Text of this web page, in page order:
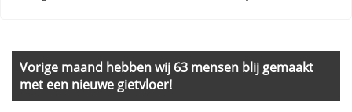
Vorige maand hebben wij 63 mensen blij gemaakt
met een nieuwe gietvloer!